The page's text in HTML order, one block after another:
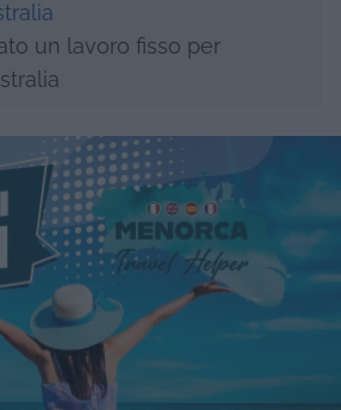
un lavoro fisso per